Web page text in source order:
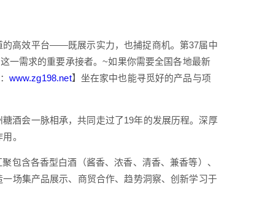
的高效平台——既展示实力，也捕捉商机。第37届中
一需求的重要承接者。~如果你需要全国各地最新
www.zg198.net】坐在家中也能寻觅好的产品与项
酒会一脉相承，共同走过了19年的发展历程。深厚
。
包含各香型白酒（酱香、浓香、清香、兼香等）、
场集产品展示、商贸合作、趋势洞察、创新学习于